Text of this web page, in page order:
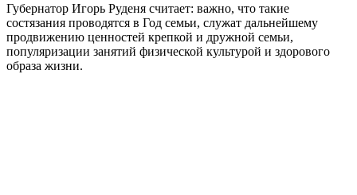
Губернатор Игорь Руденя считает: важно, что такие
состязания проводятся в Год семьи, служат дальнейшему
продвижению ценностей крепкой и дружной семьи,
популяризации занятий физической культурой и здорового
образа жизни.